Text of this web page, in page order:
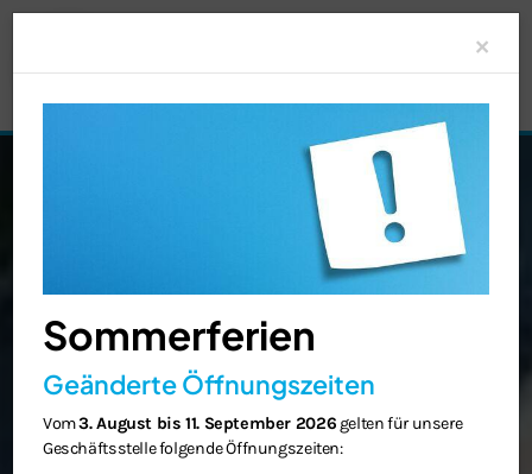
×
Sommerferien
Geänderte Öffnungszeiten
Vom3. August bis 11. September 2026 gelten für unsere
Geschäftsstelle folgende Öffnungszeiten: